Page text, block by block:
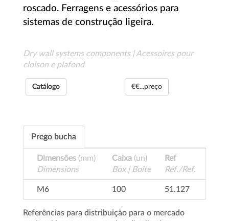
roscado. Ferragens e acessórios para
sistemas de construção ligeira.
Dry wall systems components | Acessoires pour
cloison e plafond
Catálogo €€...preço
Prego bucha
Dimensões (mm)
Dimensions
Caixa (un)
Box | Boîte
Ref
Réf./Ref.
M6 100 51.127
Referências para distribuição para o mercado